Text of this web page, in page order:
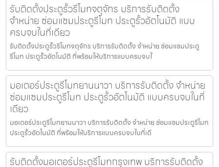
รับติดตั้งประตูรั้วรีโมทจตุจักร บริการรับติดตั้ง
จำหน่าย ซ่อมแซมประตูรีโมท ประตูรั้วอัตโนมัติ แบบ
ครบจบในที่เดียว
รับติดตั้งประตูรั้วรีโมทจตุจักร บริการรับติดตั้ง จำหน่าย ซ่อมแซมประตู
รีโมท ประตูรั้วอัตโนมัติ ที่พร้อมให้บริการแบบครบจบใ
มอเตอร์ประตูรีโมทยานนาวา บริการรับติดตั้ง จำหน่าย
ซ่อมแซมประตูรีโมท ประตูรั้วอัตโนมัติ แบบครบจบในที่
เดียว
มอเตอร์ประตูรีโมทยานนาวา บริการรับติดตั้ง จำหน่าย ซ่อมแซมประตูรีโมท
ประตูรั้วอัตโนมัติ ที่พร้อมให้บริการแบบครบจบในที่เดี
รับติดตั้งมอเตอร์ประตูรีโมทกรุงเทพ บริการรับติดตั้ง